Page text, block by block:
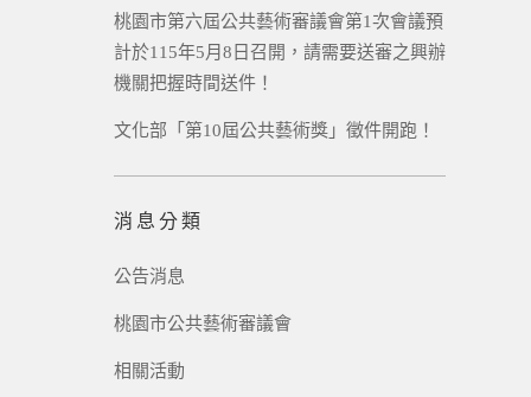
桃園市第六屆公共藝術審議會第1次會議預
計於115年5月8日召開，請需要送審之興辦
機關把握時間送件！
文化部「第10屆公共藝術獎」徵件開跑！
消息分類
公告消息
桃園市公共藝術審議會
相關活動